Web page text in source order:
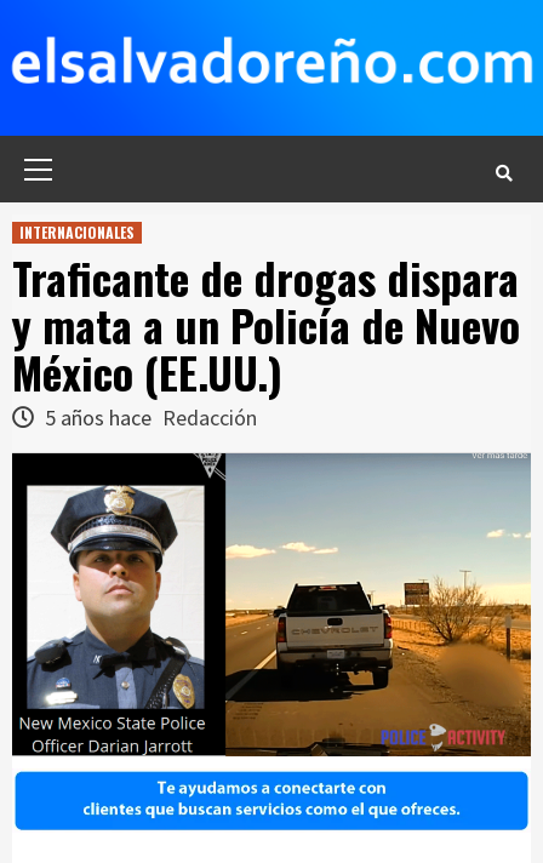
contenido
INTERNACIONALES
Traficante de drogas dispara
y mata a un Policía de Nuevo
México (EE.UU.)
5 años hace Redacción